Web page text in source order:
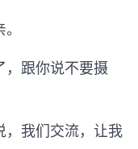
跟你说不要摄
我们交流，让我